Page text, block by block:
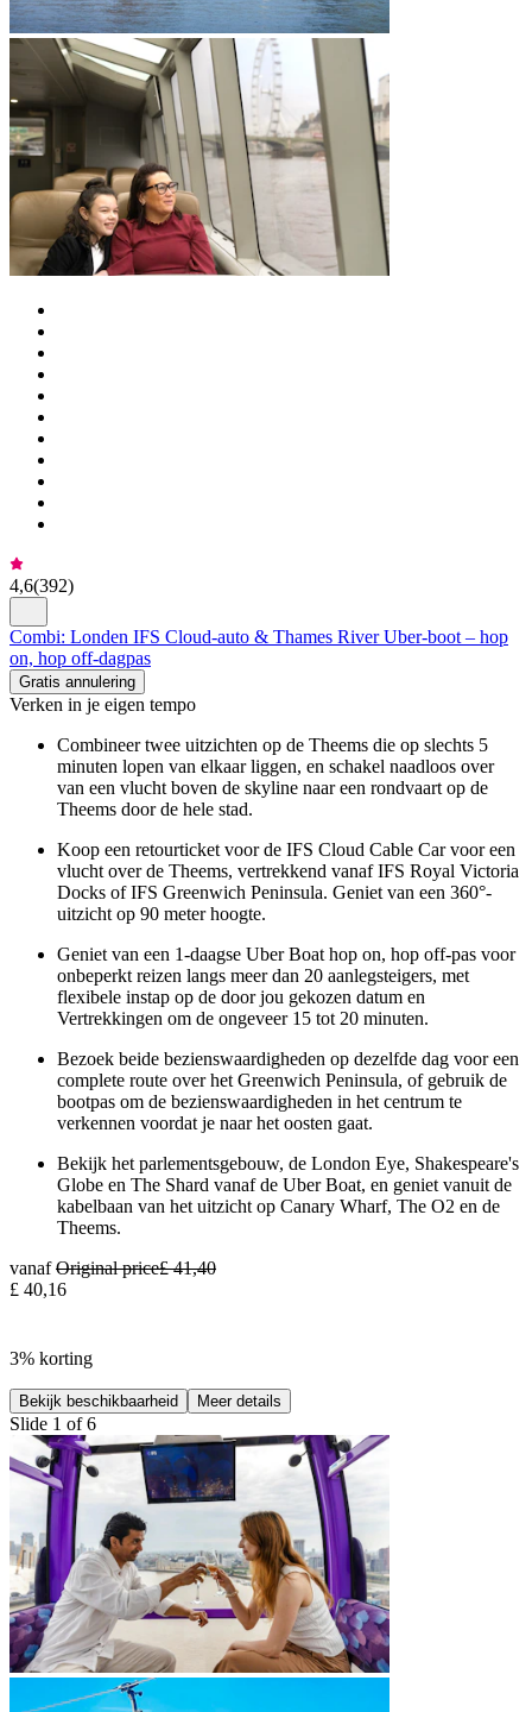
4,6(392)
Combi: Londen IFS Cloud-auto & Thames River Uber-boot – hop
on, hop off-dagpas
Gratis annulering
Verken in je eigen tempo
Combineer twee uitzichten op de Theems die op slechts 5
minuten lopen van elkaar liggen, en schakel naadloos over
van een vlucht boven de skyline naar een rondvaart op de
Theems door de hele stad.
Koop een retourticket voor de IFS Cloud Cable Car voor een
vlucht over de Theems, vertrekkend vanaf IFS Royal Victoria
Docks of IFS Greenwich Peninsula. Geniet van een 360°-
uitzicht op 90 meter hoogte.
Geniet van een 1-daagse Uber Boat hop on, hop off-pas voor
onbeperkt reizen langs meer dan 20 aanlegsteigers, met
flexibele instap op de door jou gekozen datum en
Vertrekkingen om de ongeveer 15 tot 20 minuten.
Bezoek beide bezienswaardigheden op dezelfde dag voor een
complete route over het Greenwich Peninsula, of gebruik de
bootpas om de bezienswaardigheden in het centrum te
verkennen voordat je naar het oosten gaat.
Bekijk het parlementsgebouw, de London Eye, Shakespeare's
Globe en The Shard vanaf de Uber Boat, en geniet vanuit de
kabelbaan van het uitzicht op Canary Wharf, The O2 en de
Theems.
vanafOriginal price£ 41,40
£ 40,16
3% korting
Bekijk beschikbaarheid Meer details
Slide 1 of 6